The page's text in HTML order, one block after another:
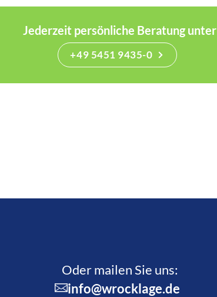
Jederzeit persönliche Beratung unter
+49 5451 9435-0
Oder mailen Sie uns:
info@wrocklage.de